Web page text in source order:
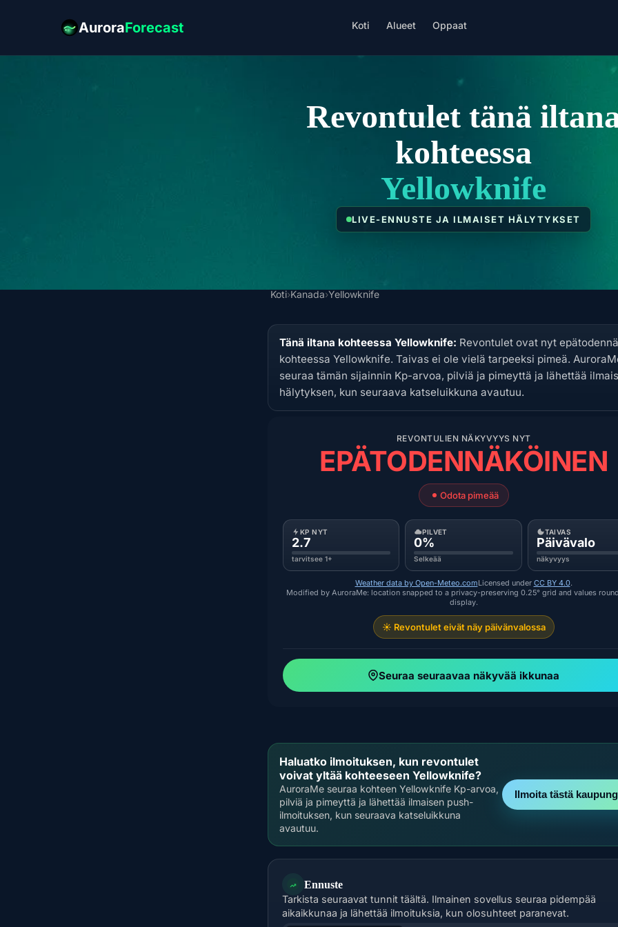
AuroraForecast Koti Alueet Oppaat
Revontulet tänä
kohteessa
Yellowknife
LIVE-ENNUSTE JA ILMAISET HÄLYTYKSET
Koti›Kanada›Yellowknife
Tänä iltana kohteessa Yellowknife: Revontulet ovat nyt
kohteessa Yellowknife. Taivas ei ole vielä tarpeeksi pimeä.
seuraa tämän sijainnin Kp-arvoa, pilviä ja pimeyttä ja lähettää
hälytyksen, kun seuraava katseluikkuna avautuu.
REVONTULIEN NÄKYVYYS NYT
EPÄTODENNÄKÖINEN
Odota pimeää
KP NYT
2.7
tarvitsee 1+
PILVET
0%
Selkeää
TAIVAS
Päivävalo
näkyvyys
Weather data by Open-Meteo.comLicensed under CC BY 4.0.
Modified by AuroraMe: location snapped to a privacy-preserving 0.25° grid and values
display.
☀️ Revontulet eivät näy päivänvalossa
Seuraa seuraavaa näkyvää ikkunaa
Haluatko ilmoituksen, kun revontulet
voivat yltää kohteeseen Yellowknife?
AuroraMe seuraa kohteen Yellowknife Kp-arvoa,
pilviä ja pimeyttä ja lähettää ilmaisen push-
ilmoituksen, kun seuraava katseluikkuna
avautuu.
Ilmoita tästä
Ennuste
Tarkista seuraavat tunnit täältä. Ilmainen sovellus seuraa pidempää
aikaikkunaa ja lähettää ilmoituksia, kun olosuhteet paranevat.